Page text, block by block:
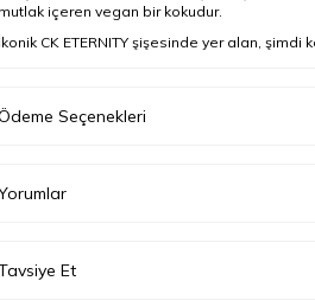
mutlak içeren vegan bir kokudur.
İkonik CK ETERNITY şişesinde yer alan, şimdi
Cinsiyet
Seçenekleri
Et